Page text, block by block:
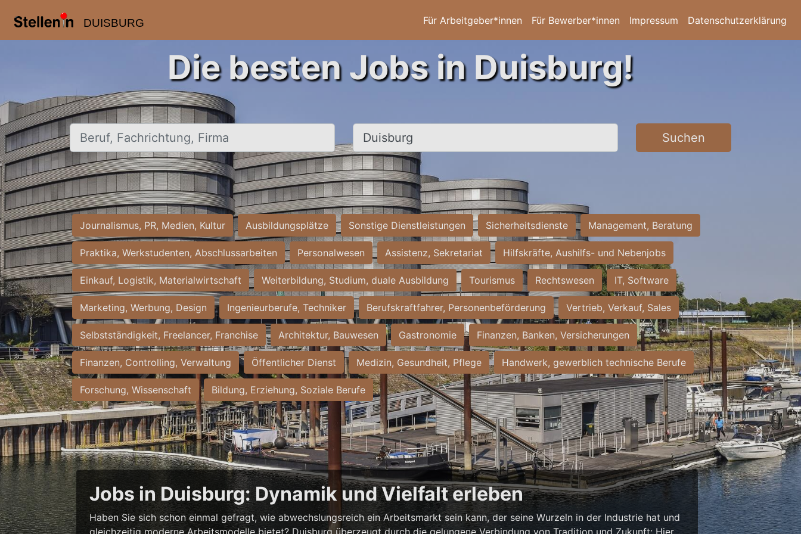
DUISBURG Für Arbeitgeber*innen Für Bewerber*innen Impressum Datenschutzerklärung
Die besten Jobs in Duisburg!
Beruf, Fachrichtung, Firma Ort, Stadt Suchen
Journalismus, PR, Medien, Kultur Ausbildungsplätze Sonstige Dienstleistungen Sicherheitsdienste Management, Beratung
Praktika, Werkstudenten, Abschlussarbeiten Personalwesen Assistenz, Sekretariat Hilfskräfte, Aushilfs- und Nebenjobs
Einkauf, Logistik, Materialwirtschaft Weiterbildung, Studium, duale Ausbildung Tourismus Rechtswesen IT, Software
Marketing, Werbung, Design Ingenieurberufe, Techniker Berufskraftfahrer, Personenbeförderung Vertrieb, Verkauf, Sales
Selbstständigkeit, Freelancer, Franchise Architektur, Bauwesen Gastronomie Finanzen, Banken, Versicherungen
Finanzen, Controlling, Verwaltung Öffentlicher Dienst Medizin, Gesundheit, Pflege Handwerk, gewerblich technische Berufe
Forschung, Wissenschaft Bildung, Erziehung, Soziale Berufe
Jobs in Duisburg: Dynamik und Vielfalt erleben
Haben Sie sich schon einmal gefragt, wie abwechslungsreich ein Arbeitsmarkt sein kann, der seine Wurzeln in der Industrie hat und